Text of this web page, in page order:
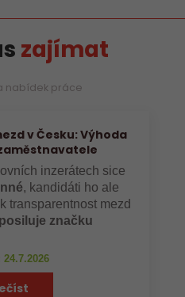
zajímat
nabídek práce
v Česku: Výhoda
inzerátech sice
, kandidáti ho ale
transparentnost mezd
značku
24.7.2026